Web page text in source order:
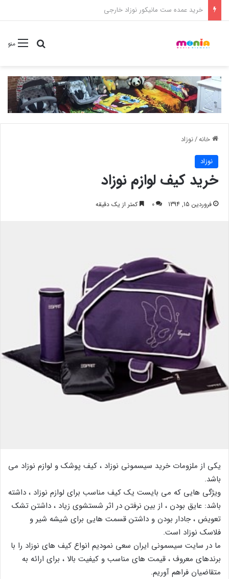
خرید شامپو سر و بدن 500 میل کودک موستلا
منوجستجو
خانه/نوزاد
نوزاد
خرید کیف لوازم نوزاد
فروردین 15, 1394 0 کمتر از یک دقیقه
یکی از ملزومات خرید سیسمونی نوزاد ، کیف پوشک و لوازم نوزاد می
باشد.
ویژگی هایی که می بایست یک کیف مناسب برای لوازم نوزاد ، داشته
باشد: عایق بودن ، از بین نرفتن در اثر شستشوی زیاد ، داشتن تشک
تعویض ، جادار بودن و داشتن قسمت هایی برای شیشه شیر و
فلاسک نوزاد است.
ما در سایت سیسمونی ایران سعی نمودیم انواع کیف های نوزاد را با
برندهای معروف ، قیمت های مناسب و کیفیت بالا ، برای ارائه به
متقاضیان فراهم آوریم.